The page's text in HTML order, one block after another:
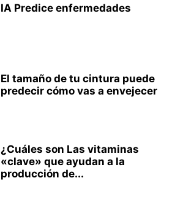
IA Predice enfermedades
El tamaño de tu cintura puede
predecir cómo vas a envejecer
¿Cuáles son Las vitaminas
«clave» que ayudan a la
producción de...